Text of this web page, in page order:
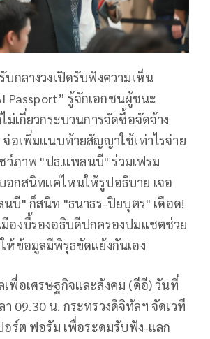
กลางวงเปิดรับฟังความเห็น
Passport” รู้จักเอกชนผู้ชนะ
ม่เกี่ยวกระบวนการจัดซื้อจัดจ้าง
จ่อเพิ่มแนบท้ายสัญญาใช้เท่าไรจ่าย
ว์ภาพ "ปธ.แพลนบี" ร่วมเฟรม
กสนิทแค่ไหนให้รูปอธิบาย เจอ
บี" ก็สนิท "ธนาธร-ปิยบุตร" เดือด!
องบี้รองอธิบดีปกครองปมแชตช่วย
ให้ข้อมูลมีพิรุธขัดแย้งกันเอง
เพื่อเศรษฐกิจและสังคม (ดีอี) วันที่
า 09.30 น. กระทรวงดิจิทัลฯ จัดเวที
อร์ต ฟอรัม เพื่อระดมรับฟัง-แลก